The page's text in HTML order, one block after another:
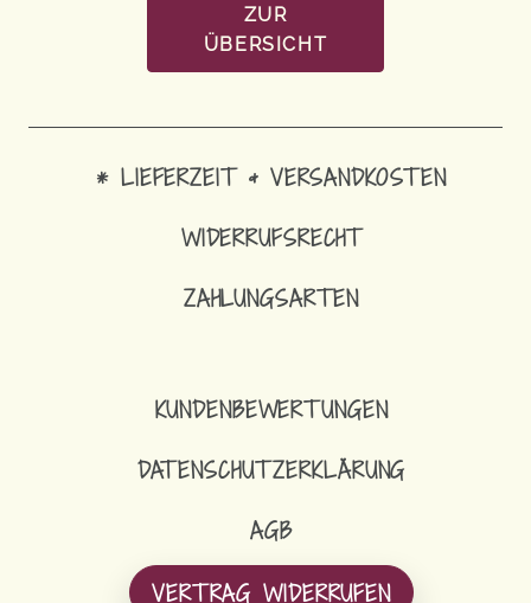
ZUR
ÜBERSICHT
* LIEFERZEIT & VERSANDKOSTEN
WIDERRUFSRECHT
ZAHLUNGSARTEN
KUNDENBEWERTUNGEN
DATENSCHUTZERKLÄRUNG
AGB
VERTRAG WIDERRUFEN